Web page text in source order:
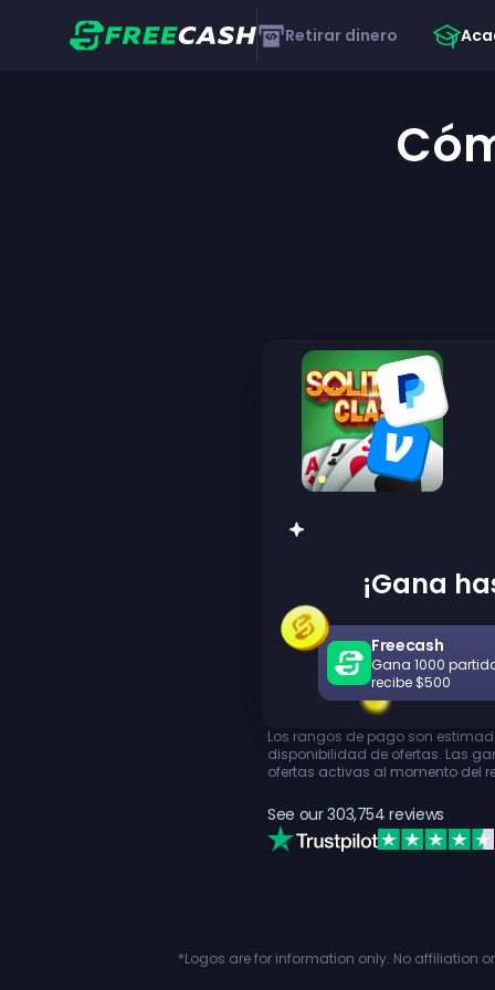
Retirar dinero
¡Gana
Freecash
Gana 1000
recibe $500
Los rangos de pago son
disponibilidad de ofertas. Las
ofertas activas al momento del
See our303,754 reviews
*Logos are for information only. No affiliation